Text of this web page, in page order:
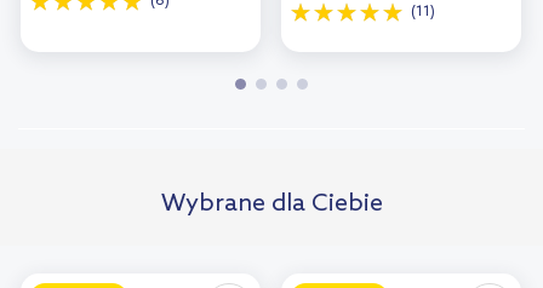
(11)
Wybrane dla Ciebie